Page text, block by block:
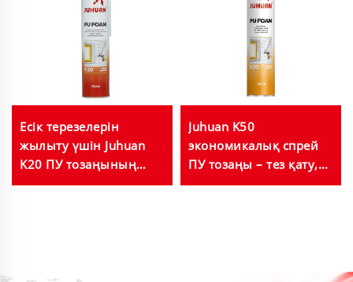
Есік терезелерін
жылыту үшін Juhuan
K20 ПУ тозаңының
спрейі 750 мл
Juhuan K50
экономикалық спрей
ПУ тозаңы – тез қату,
құрылыс пен үйдің